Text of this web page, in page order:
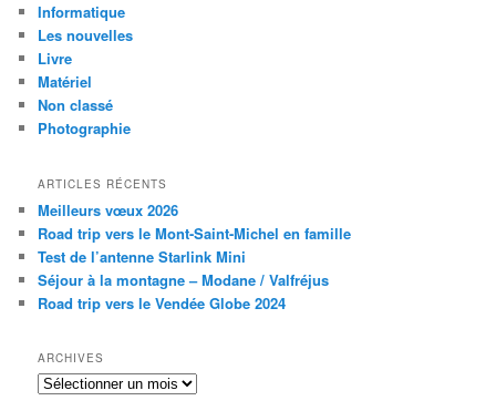
Informatique
Les nouvelles
Livre
Matériel
Non classé
Photographie
ARTICLES RÉCENTS
Meilleurs vœux 2026
Road trip vers le Mont-Saint-Michel en famille
Test de l’antenne Starlink Mini
Séjour à la montagne – Modane / Valfréjus
Road trip vers le Vendée Globe 2024
ARCHIVES
Archives